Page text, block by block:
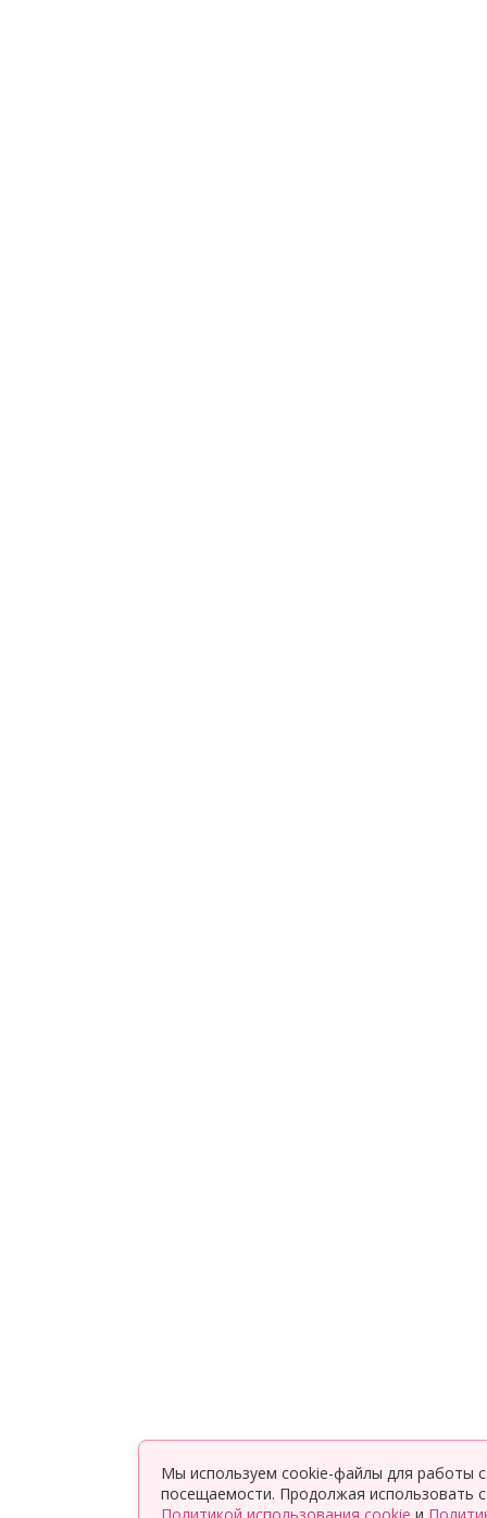
Мы используем cookie-файлы для работы
посещаемости. Продолжая использовать